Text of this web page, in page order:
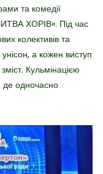
та комедії
ХОРІВ». Під час
колективів та
а кожен виступ
Кульмінацією
де одночасно